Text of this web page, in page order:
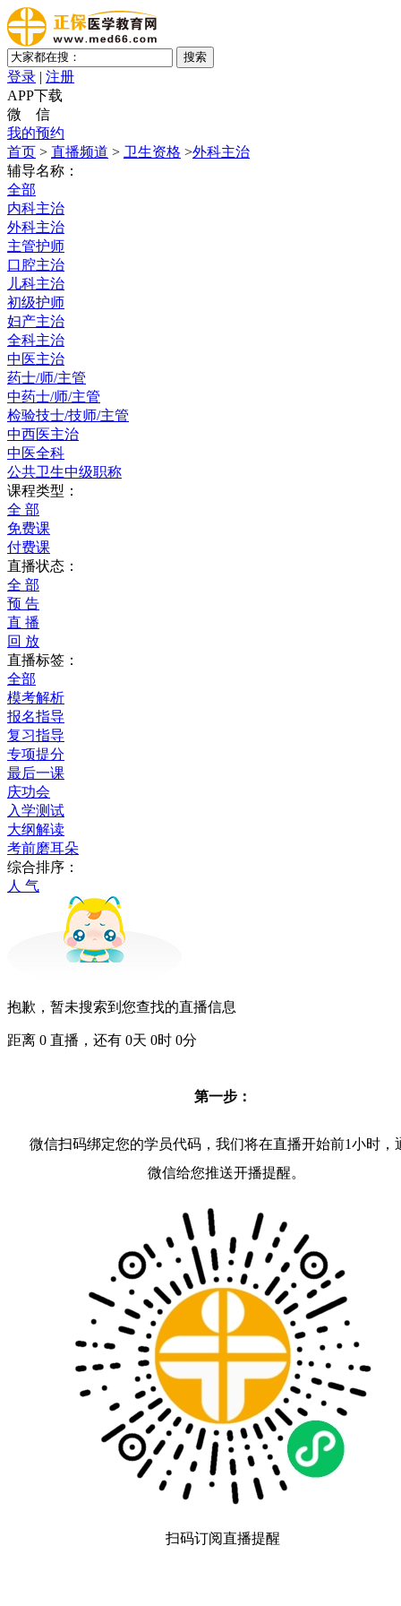
登录 | 注册
APP下载
微 信
我的预约
首页 > 直播频道 > 卫生资格 >外科主治
辅导名称：
全部
内科主治
外科主治
主管护师
口腔主治
儿科主治
初级护师
妇产主治
全科主治
中医主治
药士/师/主管
中药士/师/主管
检验技士/技师/主管
中西医主治
中医全科
公共卫生中级职称
课程类型：
全 部
免费课
付费课
直播状态：
全 部
预 告
直 播
回 放
直播标签：
全部
模考解析
报名指导
复习指导
专项提分
最后一课
庆功会
入学测试
大纲解读
考前磨耳朵
综合排序：
人 气
抱歉，暂未搜索到您查找的直播信息
距离 0 直播，还有 0天 0时 0分
第一步：
微信扫码绑定您的学员代码，我们将在直播开始前1小时，
微信给您推送开播提醒。
扫码订阅直播提醒